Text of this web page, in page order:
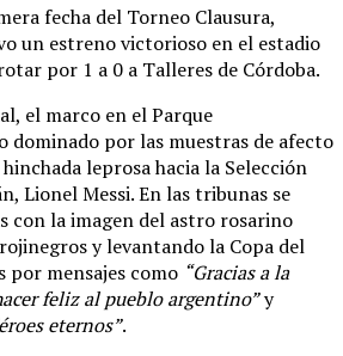
fecha del Torneo Clausura,
un estreno victorioso en el estadio
por 1 a 0 a Talleres de Córdoba.
el marco en el Parque
dominado por las muestras de afecto
leprosa hacia la Selección
Lionel Messi. En las tribunas se
con la imagen del astro rosarino
y levantando la Copa del
por mensajes como “Gracias a la
feliz al pueblo argentino”y
eternos”.